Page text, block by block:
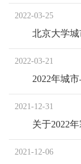
学、环境
2022-03-25
北京大学
知（上网）
2022-03-21
2022年城
名单）
2021-12-31
关于2022
2021-12-06